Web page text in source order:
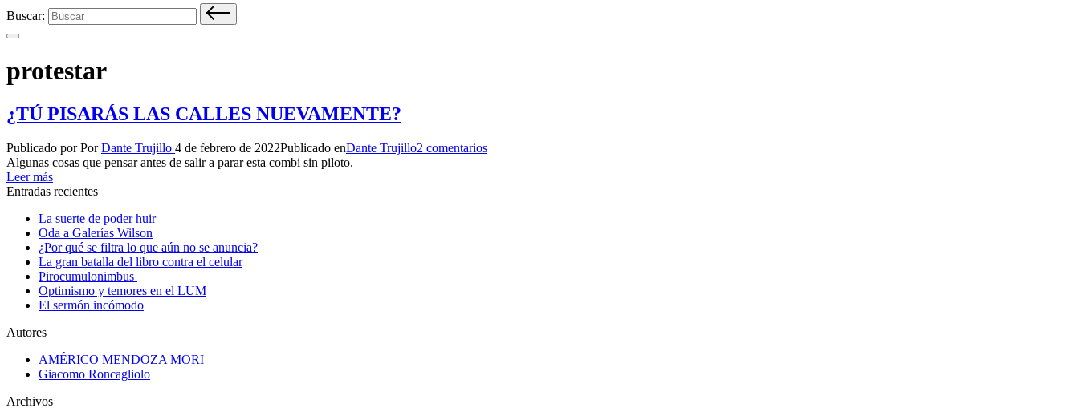
Buscar:
protestar
¿TÚ PISARÁS LAS CALLES NUEVAMENTE?
Publicado por PorDante Trujillo 4 de febrero de 2022Publicado enDante Trujillo2 comentarios
Algunas cosas que pensar antes de salir a parar esta combi sin piloto.
Leer más
Entradas recientes
La suerte de poder huir
Oda a Galerías Wilson
¿Por qué se filtra lo que aún no se anuncia?
La gran batalla del libro contra el celular
Pirocumulonimbus
Optimismo y temores en el LUM
El sermón incómodo
Autores
AMÉRICO MENDOZA MORI
Giacomo Roncagliolo
Archivos